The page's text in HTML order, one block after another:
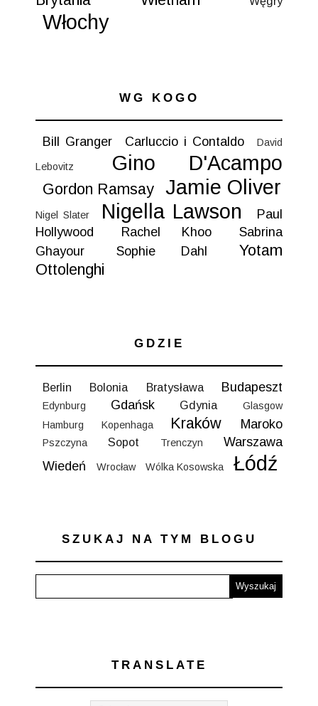
Włochy
WG KOGO
Bill Granger Carluccio i Contaldo David
Lebovitz Gino D'Acampo
Gordon Ramsay Jamie Oliver
Nigel Slater Nigella Lawson
Paul
Hollywood
Rachel Khoo
Sabrina
Ghayour
Sophie Dahl
Yotam
Ottolenghi
GDZIE
Berlin Bolonia Bratysława Budapeszt
Edynburg Gdańsk Gdynia
Glasgow
Hamburg
Kopenhaga Kraków Maroko
Pszczyna Sopot Trenczyn
Warszawa
Wiedeń
Wrocław Wólka Kosowska Łódź
SZUKAJ NA TYM BLOGU
TRANSLATE